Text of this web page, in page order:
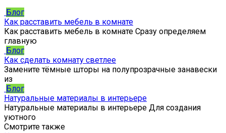
Блог
Как расставить мебель в комнате
Как расставить мебель в комнате Сразу определяем
главную
Блог
Как сделать комнату светлее
Замените тёмные шторы на полупрозрачные занавески
из
Блог
Натуральные материалы в интерьере
Натуральные материалы в интерьере Для создания
уютного
Смотрите также